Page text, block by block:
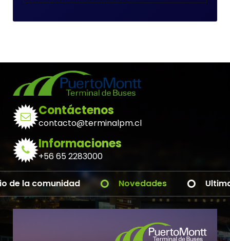
Contáctenos
contacto@terminalpm.cl
Informaciones
+56 65 2283000
Pronto nuevas novedades Al servicio